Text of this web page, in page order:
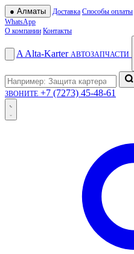
● Алматы Доставка Способы оплаты
WhatsApp
О компании Контакты
A Alta-Karter АВТОЗАПЧАСТИ
ЗВОНИТЕ +7 (7273) 45-48-61